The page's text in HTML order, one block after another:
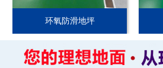
环氧防滑地坪